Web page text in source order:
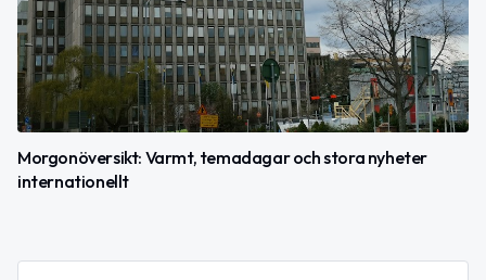
Morgonöversikt: Varmt, temadagar och stora nyheter
internationellt